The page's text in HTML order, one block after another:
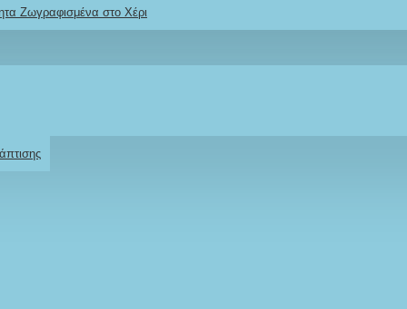
Ζωγραφισμένα στο Χέρι
Για το προϊόν